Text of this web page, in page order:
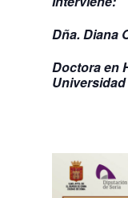
Dña. Diana
Doctora en